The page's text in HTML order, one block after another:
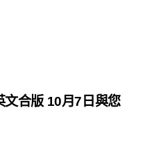
合版 10月7日與您